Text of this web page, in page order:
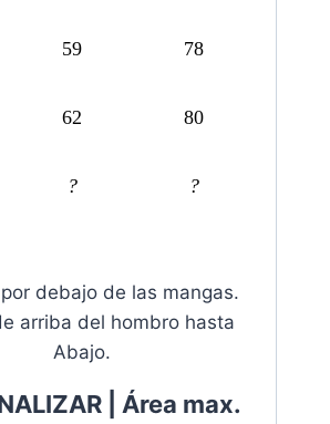
59 78
62 80
? ?
debajo de las mangas.
arriba del hombro hasta
Abajo.
| Área max.